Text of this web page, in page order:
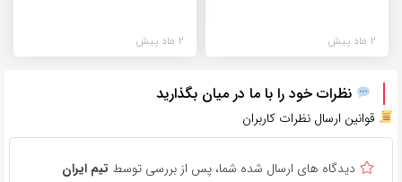
2 ماه پیش 2 ماه پیش
نظرات خود را با ما در میان بگذارید
قوانین ارسال نظرات کاربران
دیدگاه های ارسال شده شما، پس از بررسی توسط تیم ایران